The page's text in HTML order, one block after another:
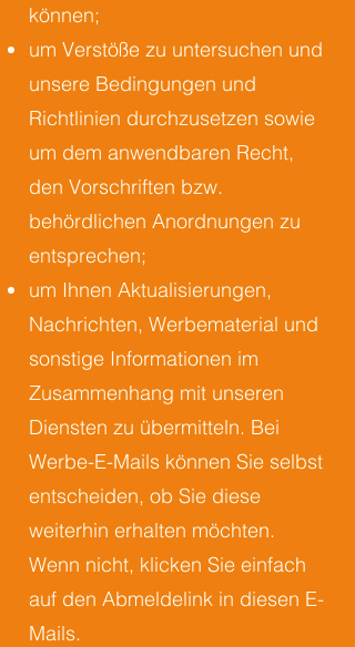
können;
um Verstöße zu untersuchen und
unsere Bedingungen und
Richtlinien durchzusetzen sowie
um dem anwendbaren Recht,
den Vorschriften bzw.
behördlichen Anordnungen zu
entsprechen;
um Ihnen Aktualisierungen,
Nachrichten, Werbematerial und
sonstige Informationen im
Zusammenhang mit unseren
Diensten zu übermitteln. Bei
Werbe-E-Mails können Sie selbst
entscheiden, ob Sie diese
weiterhin erhalten möchten.
Wenn nicht, klicken Sie einfach
auf den Abmeldelink in diesen E-
Mails.